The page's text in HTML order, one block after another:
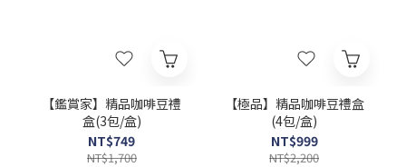
【鑑賞家】精品咖啡豆禮
盒(3包/盒)
NT$749
NT$1,700
【極品】精品咖啡豆禮盒
(4包/盒)
NT$999
NT$2,200